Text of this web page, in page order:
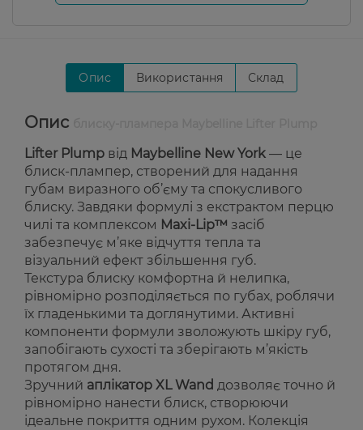
Опис Використання Склад
Опис
Lifter Plump від Maybelline New York — це
блиск-плампер, створений для надання
губам виразного об’єму та спокусливого
блиску. Завдяки формулі з екстрактом перцю
чилі та комплексом Maxi-Lip™ засіб
забезпечує м’яке відчуття тепла та
візуальний ефект збільшення губ.
Текстура блиску комфортна й нелипка,
рівномірно розподіляється по губах, роблячи
їх гладенькими та доглянутими. Активні
компоненти формули зволожують шкіру губ,
запобігають сухості та зберігають м’якість
протягом дня.
Зручний аплікатор XL Wand дозволяє точно й
рівномірно нанести блиск, створюючи
ідеальне покриття одним рухом. Колекція